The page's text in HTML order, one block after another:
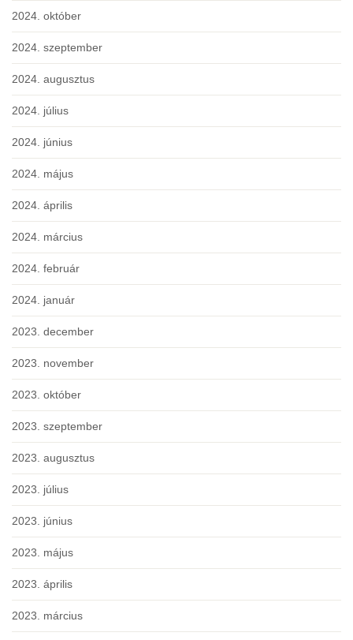
2024. október
2024. szeptember
2024. augusztus
2024. július
2024. június
2024. május
2024. április
2024. március
2024. február
2024. január
2023. december
2023. november
2023. október
2023. szeptember
2023. augusztus
2023. július
2023. június
2023. május
2023. április
2023. március